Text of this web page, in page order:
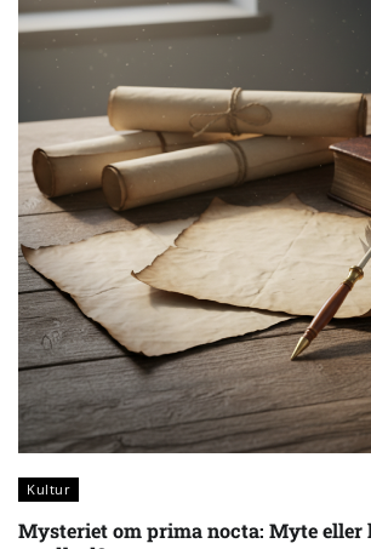
Kultur
Mysteriet om prima nocta: Myte eller